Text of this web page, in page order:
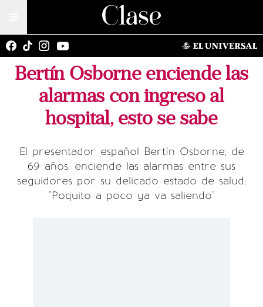
Bertín Osborne enciende las
alarmas con ingreso al
hospital, esto se sabe
El presentador español Bertín Osborne, de
69 años, enciende las alarmas entre sus
seguidores por su delicado estado de salud;
"Poquito a poco ya va saliendo"